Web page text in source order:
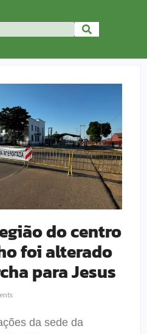
do centro
foi alterado
para Jesus
da sede da